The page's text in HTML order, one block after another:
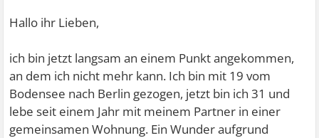
Hallo ihr Lieben,
ich bin jetzt langsam an einem Punkt angekommen,
an dem ich nicht mehr kann. Ich bin mit 19 vom
Bodensee nach Berlin gezogen, jetzt bin ich 31 und
lebe seit einem Jahr mit meinem Partner in einer
gemeinsamen Wohnung. Ein Wunder aufgrund